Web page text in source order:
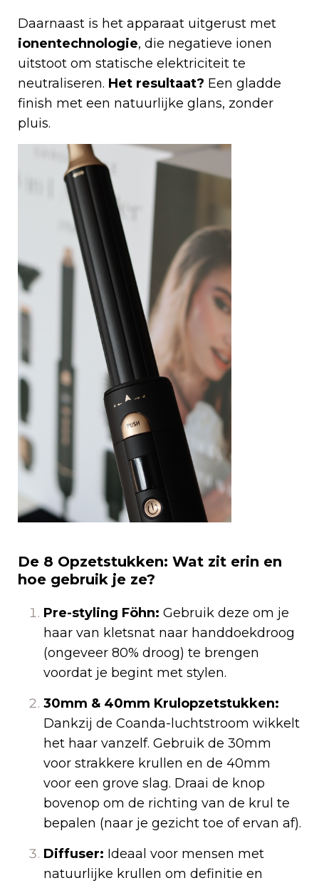
Daarnaast is het apparaat uitgerust met
ionentechnologie, die negatieve ionen
uitstoot om statische elektriciteit te
neutraliseren. Het resultaat? Een gladde
finish met een natuurlijke glans, zonder
pluis.
De 8 Opzetstukken: Wat zit erin en
hoe gebruik je ze?
Pre-styling Föhn: Gebruik deze om je
haar van kletsnat naar handdoekdroog
(ongeveer 80% droog) te brengen
voordat je begint met stylen.
30mm & 40mm Krulopzetstukken:
Dankzij de Coanda-luchtstroom wikkelt
het haar vanzelf. Gebruik de 30mm
voor strakkere krullen en de 40mm
voor een grove slag. Draai de knop
bovenop om de richting van de krul te
bepalen (naar je gezicht toe of ervan af).
Diffuser: Ideaal voor mensen met
natuurlijke krullen om definitie en